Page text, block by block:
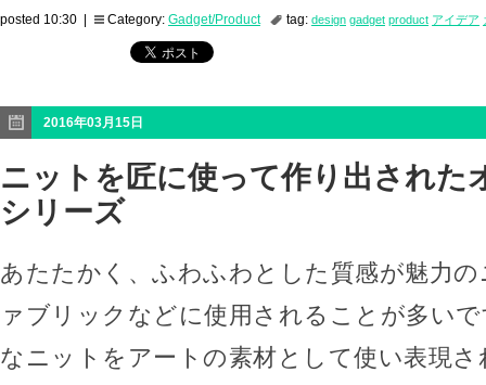
posted 10:30 | Category: Gadget/Product tag: design gadget product アイデア
2016年03月15日
ニットを匠に使って作り出された
シリーズ
あたたかく、ふわふわとした質感が魅力
ァブリックなどに使用されることが多い
なニットをアートの素材として使い表現